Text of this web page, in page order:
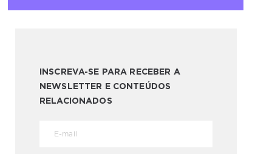
INSCREVA-SE PARA RECEBER A
NEWSLETTER E CONTEÚDOS
RELACIONADOS